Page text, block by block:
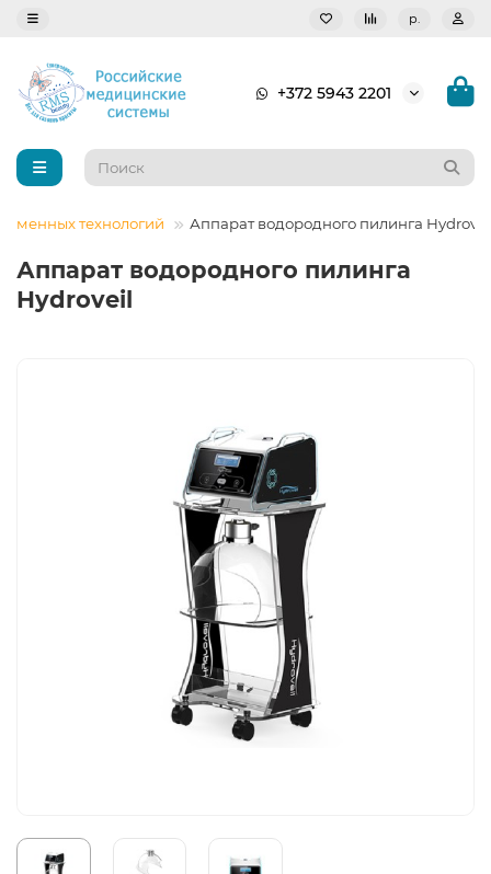
р.
+372 5943 2201
технологий Аппарат водородного пилинга
Аппарат водородного пилинга
Hydroveil